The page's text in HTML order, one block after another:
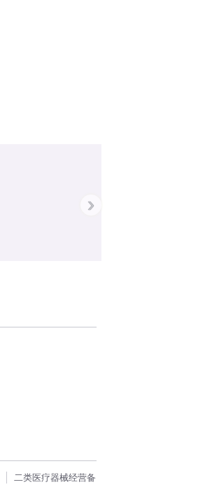
›
二类医疗器械经营备